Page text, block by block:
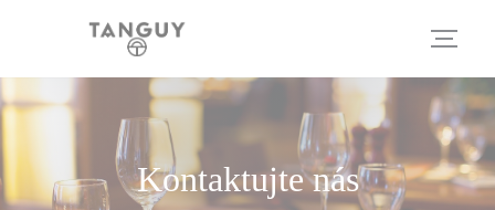
Kontaktujte nás